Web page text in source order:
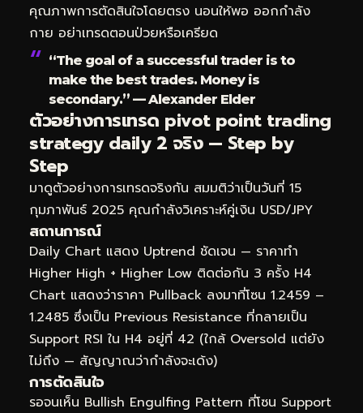
คุณภาพการตัดสินใจโดยตรง นอนให้พอ ออกกำลัง
กาย อย่าเทรดตอนป่วยหรือเครียด
“The goal of a successful trader is to
make the best trades. Money is
secondary.” — Alexander Elder
ตัวอย่างการเทรด pivot point trading
strategy daily 2 จริง — Step by
Step
มาดูตัวอย่างการเทรดจริงกัน สมมติว่าเป็นวันที่ 15
กุมภาพันธ์ 2025 คุณกำลังวิเคราะห์คู่เงิน USD/JPY
สถานการณ์
Daily Chart แสดง Uptrend ชัดเจน — ราคาทำ
Higher High + Higher Low ติดต่อกัน 3 ครั้ง H4
Chart แสดงว่าราคา Pullback ลงมาที่โซน 1.2459 –
1.2485 ซึ่งเป็น Previous Resistance ที่กลายเป็น
Support RSI ใน H4 อยู่ที่ 42 (ใกล้ Oversold แต่ยัง
ไม่ถึง — สัญญาณว่ากำลังจะเด้ง)
การตัดสินใจ
รอจนเห็น Bullish Engulfing Pattern ที่โซน Support